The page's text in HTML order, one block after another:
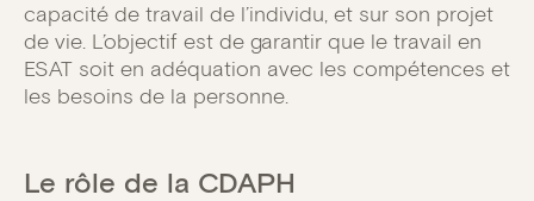
capacité de travail de l’individu, et sur son projet
de vie. L’objectif est de garantir que le travail en
ESAT soit en adéquation avec les compétences et
les besoins de la personne.
Le rôle de la CDAPH